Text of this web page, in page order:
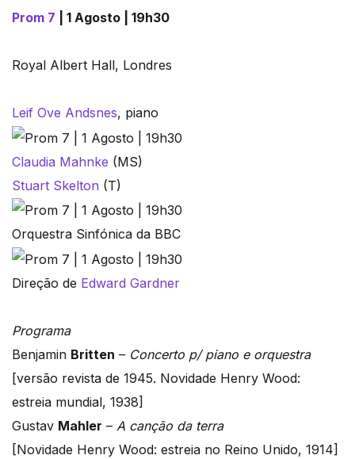
Prom 7 | 1 Agosto | 19h30
Royal Albert Hall, Londres
Leif Ove Andsnes, piano
Claudia Mahnke (MS)
Stuart Skelton (T)
Orquestra Sinfónica da BBC
Direção de Edward Gardner
Programa
Benjamin Britten – Concerto p/ piano e orquestra
[versão revista de 1945. Novidade Henry Wood:
estreia mundial, 1938]
Gustav Mahler – A canção da terra
[Novidade Henry Wood: estreia no Reino Unido, 1914]